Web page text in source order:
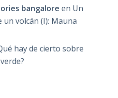
bangalore en Un
volcán (I): Mauna
hay de cierto sobre